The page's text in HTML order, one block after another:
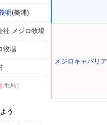
明(美浦)
社 メジロ牧場
牧場
:牝馬 ]
メジロキャバリア
う